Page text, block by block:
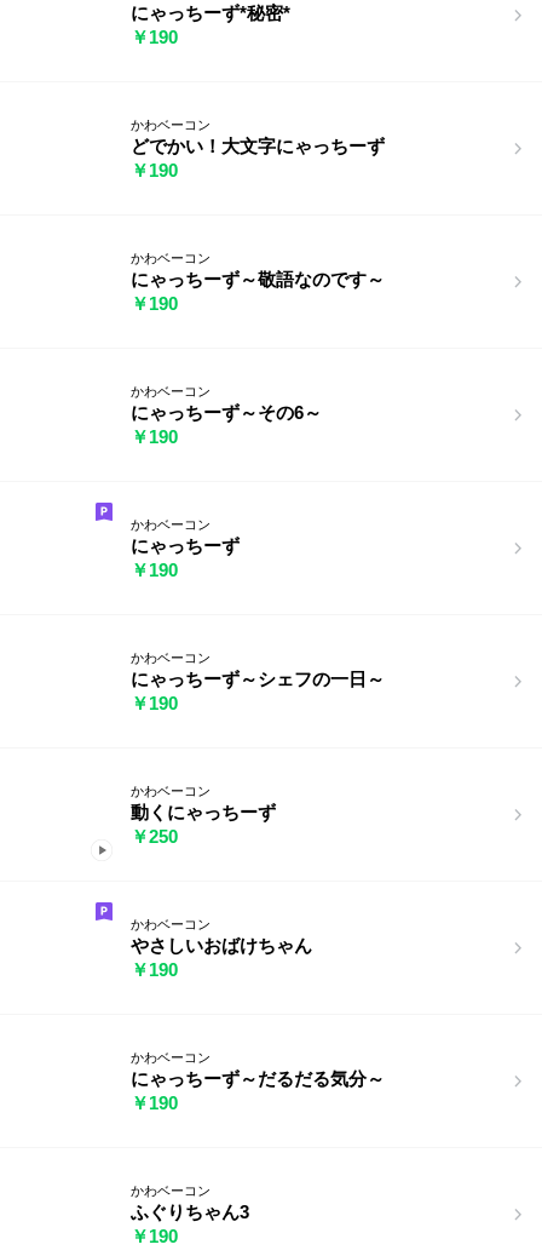
にゃっちーず*秘密*
￥190
かわベーコン
どでかい！大文字にゃっちーず
￥190
かわベーコン
にゃっちーず～敬語なのです～
￥190
かわベーコン
にゃっちーず～その6～
￥190
かわベーコン
にゃっちーず
￥190
かわベーコン
にゃっちーず～シェフの一日～
￥190
かわベーコン
動くにゃっちーず
￥250
かわベーコン
やさしいおばけちゃん
￥190
かわベーコン
にゃっちーず～だるだる気分～
￥190
かわベーコン
ふぐりちゃん3
￥190